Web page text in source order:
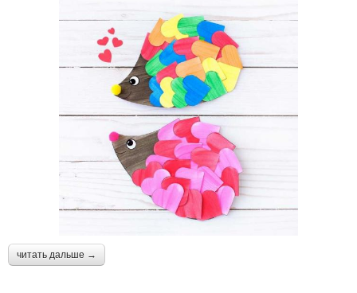
читать дальше →